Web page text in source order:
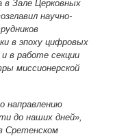
в Зале Церковных
научно-
в эпоху цифровых
в работе секции
миссионерской
направлению
до наших дней»,
Сретенском